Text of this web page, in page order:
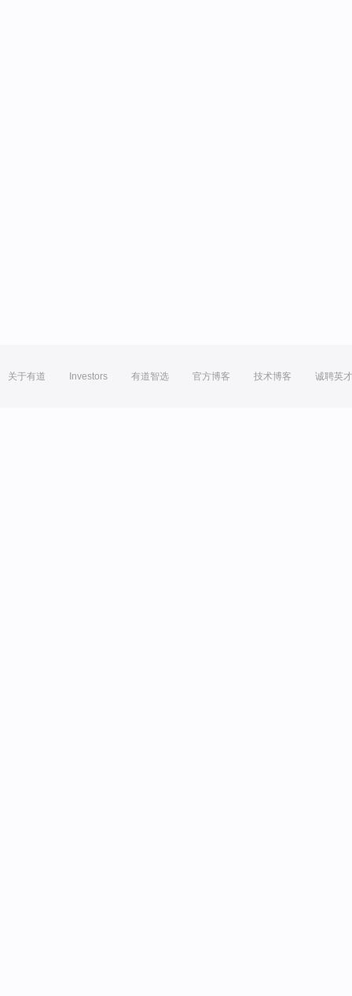
关于有道 Investors 有道智选 官方博客 技术博客 诚聘英才